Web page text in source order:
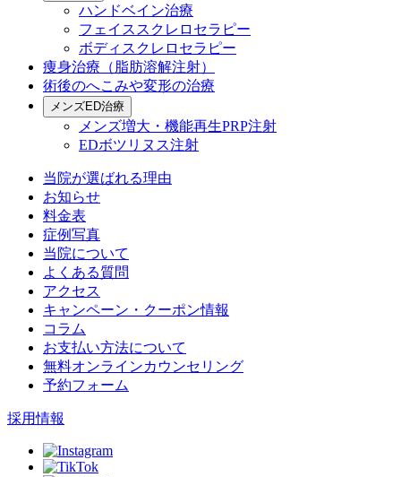
ハンドベイン治療
フェイススクレロセラピー
ボディスクレロセラピー
痩身治療（脂肪溶解注射）
術後のへこみや変形の治療
メンズED治療
メンズ増大・機能再生PRP注射
EDボツリヌス注射
当院が選ばれる理由
お知らせ
料金表
症例写真
当院について
よくある質問
アクセス
キャンペーン・クーポン情報
コラム
お支払い方法について
無料オンラインカウンセリング
予約フォーム
採用情報